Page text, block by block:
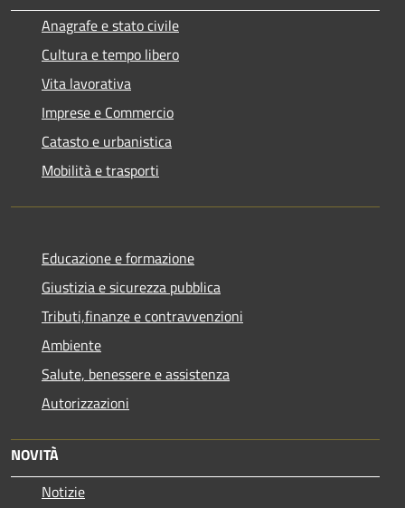
Anagrafe e stato civile
Cultura e tempo libero
Vita lavorativa
Imprese e Commercio
Catasto e urbanistica
Mobilità e trasporti
Educazione e formazione
Giustizia e sicurezza pubblica
Tributi,finanze e contravvenzioni
Ambiente
Salute, benessere e assistenza
Autorizzazioni
NOVITÀ
Notizie